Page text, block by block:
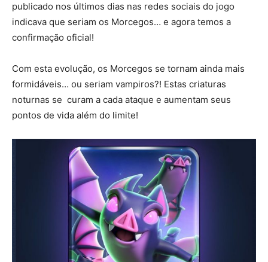
publicado nos últimos dias nas redes sociais do jogo
indicava que seriam os Morcegos… e agora temos a
confirmação oficial!
Com esta evolução, os Morcegos se tornam ainda mais
formidáveis… ou seriam vampiros?! Estas criaturas
noturnas se curam a cada ataque e aumentam seus
pontos de vida além do limite!